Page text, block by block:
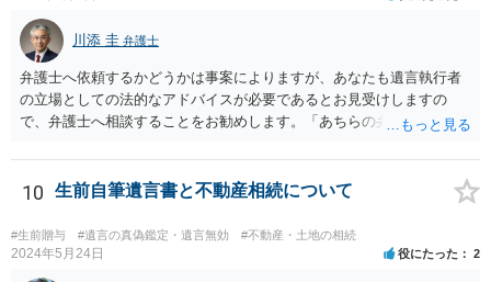
効がいつから進むかは慎重に検討する必要があります。ただし、死亡
から３年が経過しているとのことですので、早急に戸籍、遺言の有
無、不動産登記、遺産分割協議書の有無を確認した方がよいでしょ
う。特に、お姉様側だけで不動産名義を変更している場合、遺言があ
ったのか、遺産分割協議書が作成されているのか、奥様の署名押印が
以前に、法定相続分や遺産分割未了の問題として整理すべき場合もあ
ります。 奥様において戸籍謄本、不動産登記簿、固定資産評価証明
書、遺言書の有無等を確認し、弁護士に個別に相談した方がよいと思
われます。
川添 圭 弁護士
弁護士へ依頼するかどうかは事案によりますが、あなたも遺言執行者
の立場としての法的なアドバイスが必要であるとお見受けしますの
で、弁護士へ相談することをお勧めします。「あちらの弁護士」（元
誘導しかしてこないと思います。
10 生前自筆遺言書と不動産相続について
#生前贈与 #遺言の真偽鑑定・遺言無効 #不動産・土地の相続
2024年5月24日 役にたった 2